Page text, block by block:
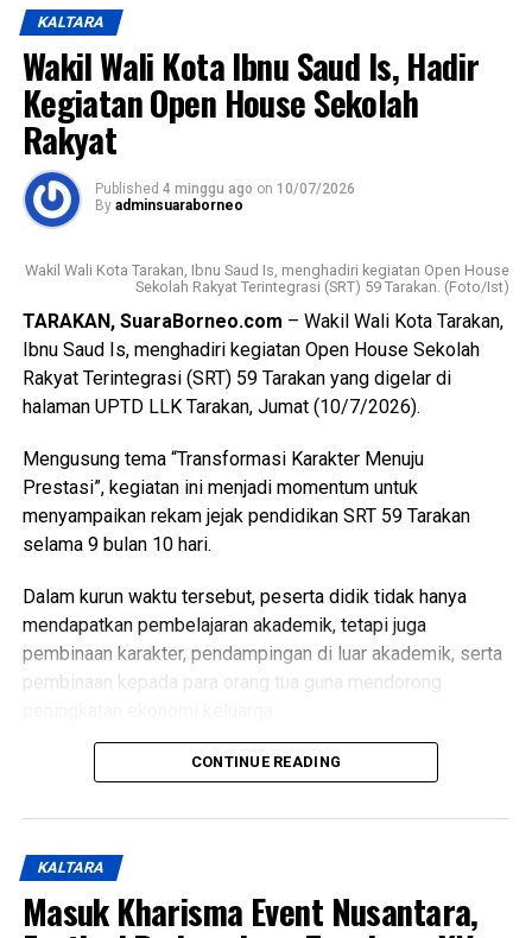
sebanyak 51 aparatur sipil negara juga dilantik dalam
pengangkatan pertama Jabatan Fungsional yang akan
bertugas di berbagai perangkat daerah di lingkungan
Pemerintah Kota Tarakan.
Wali Kota mengucapkan selamat kepada seluruh penerima
Surat Keputusan dan pejabat fungsional yang baru dilantik.
Ia menegaskan bahwa keberhasilan tersebut merupakan
buah dari perjuangan panjang serta amanah besar yang
harus dijalankan dengan penuh tanggung jawab.
Views: 60
Bagikan ke
Messenger
KALTARA
Wakil Wali Kota Ibnu Saud Is, Hadir
Kegiatan Open House Sekolah
Rakyat
Published 4 minggu ago on 10/07/2026
By adminsuaraborneo
Wakil Wali Kota Tarakan, Ibnu Saud Is, menghadiri kegiatan Open House
Sekolah Rakyat Terintegrasi (SRT) 59 Tarakan. (Foto/Ist)
TARAKAN, SuaraBorneo.com – Wakil Wali Kota Tarakan,
Ibnu Saud Is, menghadiri kegiatan Open House Sekolah
Rakyat Terintegrasi (SRT) 59 Tarakan yang digelar di
halaman UPTD LLK Tarakan, Jumat (10/7/2026).
Mengusung tema “Transformasi Karakter Menuju
Prestasi”, kegiatan ini menjadi momentum untuk
menyampaikan rekam jejak pendidikan SRT 59 Tarakan
selama 9 bulan 10 hari.
Dalam kurun waktu tersebut, peserta didik tidak hanya
mendapatkan pembelajaran akademik, tetapi juga
pembinaan karakter, pendampingan di luar akademik, serta
pembinaan kepada para orang tua guna mendorong
Dalam sambutannya, Wakil Wali Kota menyampaikan rasa
Menurutnya, berbagai prestasi yang telah diraih serta karya
karakter yang dilakukan mampu melahirkan generasi yang
berprestasi dan memiliki potensi untuk terus berkembang.
CONTINUE READING
KALTARA
Masuk Kharisma Event Nusantara,